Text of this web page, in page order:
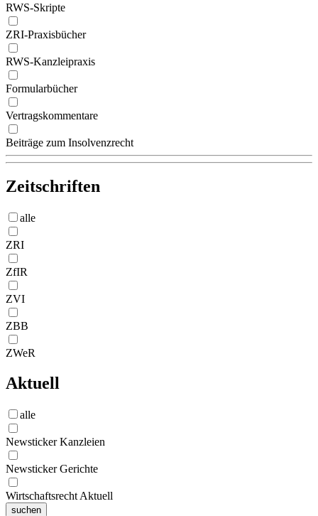
RWS-Skripte
ZRI-Praxisbücher
RWS-Kanzleipraxis
Formularbücher
Vertragskommentare
Beiträge zum Insolvenzrecht
Zeitschriften
alle
ZRI
ZfIR
ZVI
ZBB
ZWeR
Aktuell
alle
Newsticker Kanzleien
Newsticker Gerichte
Wirtschaftsrecht Aktuell